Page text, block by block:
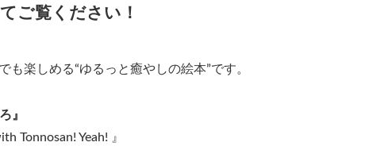
ご覧ください！
も楽しめる“ゆるっと癒やしの絵本”です。
』
Tonnosan! Yeah! 』